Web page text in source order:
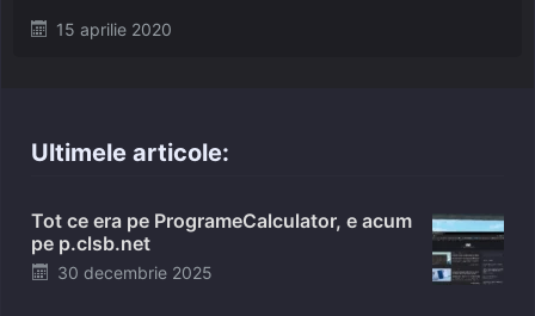
Posted
15 aprilie 2020
Ultimele articole:
Tot ce era pe ProgrameCalculator, e acum
pe p.clsb.net
Posted
30 decembrie 2025